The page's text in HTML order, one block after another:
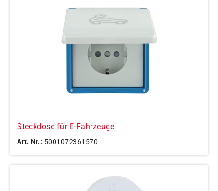
Steckdose für E-Fahrzeuge
Art. Nr.: 5001072361570